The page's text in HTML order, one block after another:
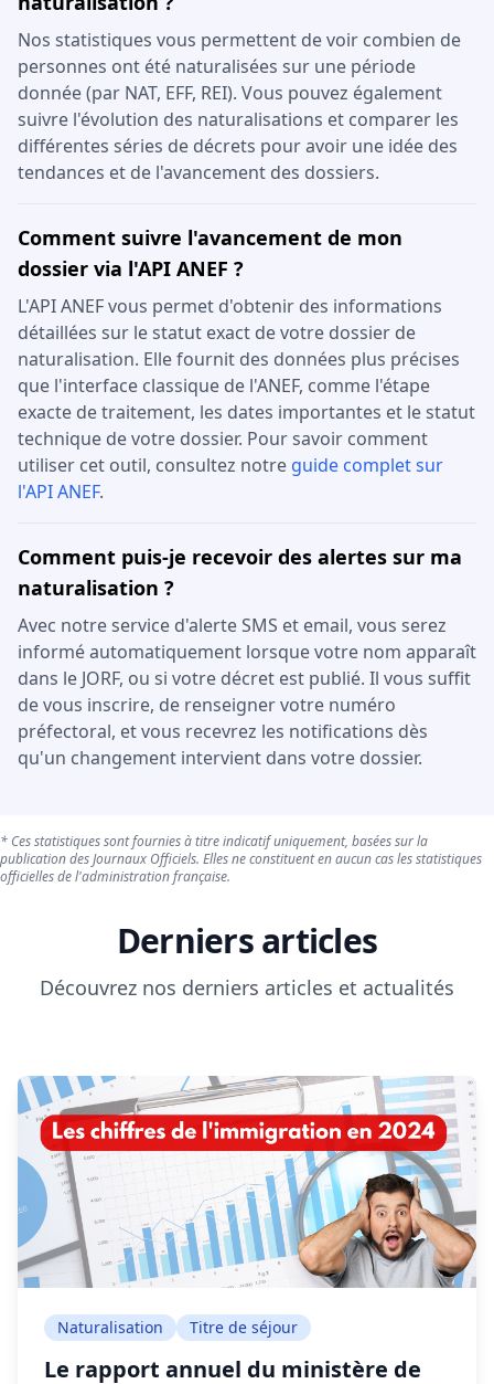
Nos statistiques vous permettent de voir combien de
personnes ont été naturalisées sur une période
donnée (par NAT, EFF, REI). Vous pouvez également
suivre l'évolution des naturalisations et comparer les
différentes séries de décrets pour avoir une idée des
tendances et de l'avancement des dossiers.
Comment suivre l'avancement de mon
dossier via l'API ANEF ?
L'API ANEF vous permet d'obtenir des informations
détaillées sur le statut exact de votre dossier de
naturalisation. Elle fournit des données plus précises
que l'interface classique de l'ANEF, comme l'étape
exacte de traitement, les dates importantes et le statut
technique de votre dossier. Pour savoir comment
utiliser cet outil, consultez notre guide complet sur
l'API ANEF.
Comment puis-je recevoir des alertes sur ma
naturalisation ?
Avec notre service d'alerte SMS et email, vous serez
informé automatiquement lorsque votre nom apparaît
dans le JORF, ou si votre décret est publié. Il vous suffit
de vous inscrire, de renseigner votre numéro
préfectoral, et vous recevrez les notifications dès
qu'un changement intervient dans votre dossier.
* Ces statistiques sont fournies à titre indicatif uniquement, basées sur la
publication des Journaux Officiels. Elles ne constituent en aucun cas les statistiques
officielles de l'administration française.
Derniers articles
Découvrez nos derniers articles et actualités
Naturalisation Titre de séjour
Le rapport annuel du ministère de